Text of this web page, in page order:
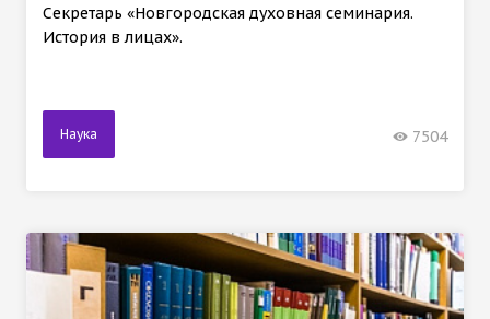
Секретарь «Новгородская духовная семинария.
История в лицах».
Наука 7504